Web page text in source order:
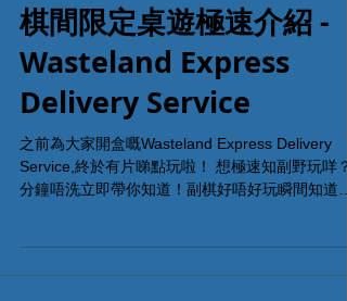
棋間限定桌遊極速介紹 -
Wasteland Express
Delivery Service
之前為大家開盒嘅Wasteland Express Delivery
Service,終於有片睇點玩啦！ 想極速知副野玩咩？
分鐘唔洗立即帶你知道！副棋好唔好玩瞬間知道既